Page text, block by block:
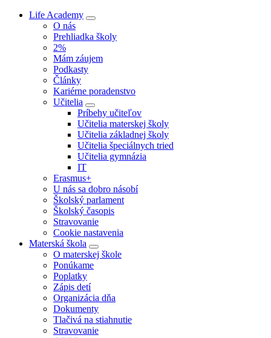
Life Academy
O nás
Prehliadka školy
2%
Mám záujem
Podkasty
Články
Kariérne poradenstvo
Učitelia
Príbehy učiteľov
Učitelia materskej školy
Učitelia základnej školy
Učitelia špeciálnych tried
Učitelia gymnázia
IT
Erasmus+
U nás sa dobro násobí
Školský parlament
Školský časopis
Stravovanie
Cookie nastavenia
Materská škola
O materskej škole
Ponúkame
Poplatky
Zápis detí
Organizácia dňa
Dokumenty
Tlačivá na stiahnutie
Stravovanie